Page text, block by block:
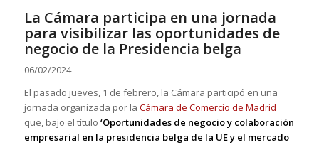
La Cámara participa en una jornada
para visibilizar las oportunidades de
negocio de la Presidencia belga
06/02/2024
El pasado jueves, 1 de febrero, la Cámara participó en una
jornada organizada por la Cámara de Comercio de Madrid
que, bajo el título ‘Oportunidades de negocio y colaboración
empresarial en la presidencia belga de la UE y el mercado